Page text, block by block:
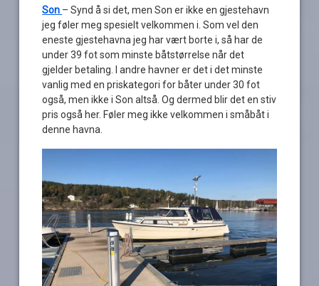
Son – Synd å si det, men Son er ikke en gjestehavn
jeg føler meg spesielt velkommen i. Som vel den
eneste gjestehavna jeg har vært borte i, så har de
under 39 fot som minste båtstørrelse når det
gjelder betaling. I andre havner er det i det minste
vanlig med en priskategori for båter under 30 fot
også, men ikke i Son altså. Og dermed blir det en stiv
pris også her. Føler meg ikke velkommen i småbåt i
denne havna.